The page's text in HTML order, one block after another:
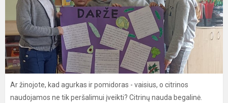
Ar žinojote, kad agurkas ir pomidoras - vaisius, o citrinos
naudojamos ne tik peršalimui įveikti? Citrinų nauda begalinė.